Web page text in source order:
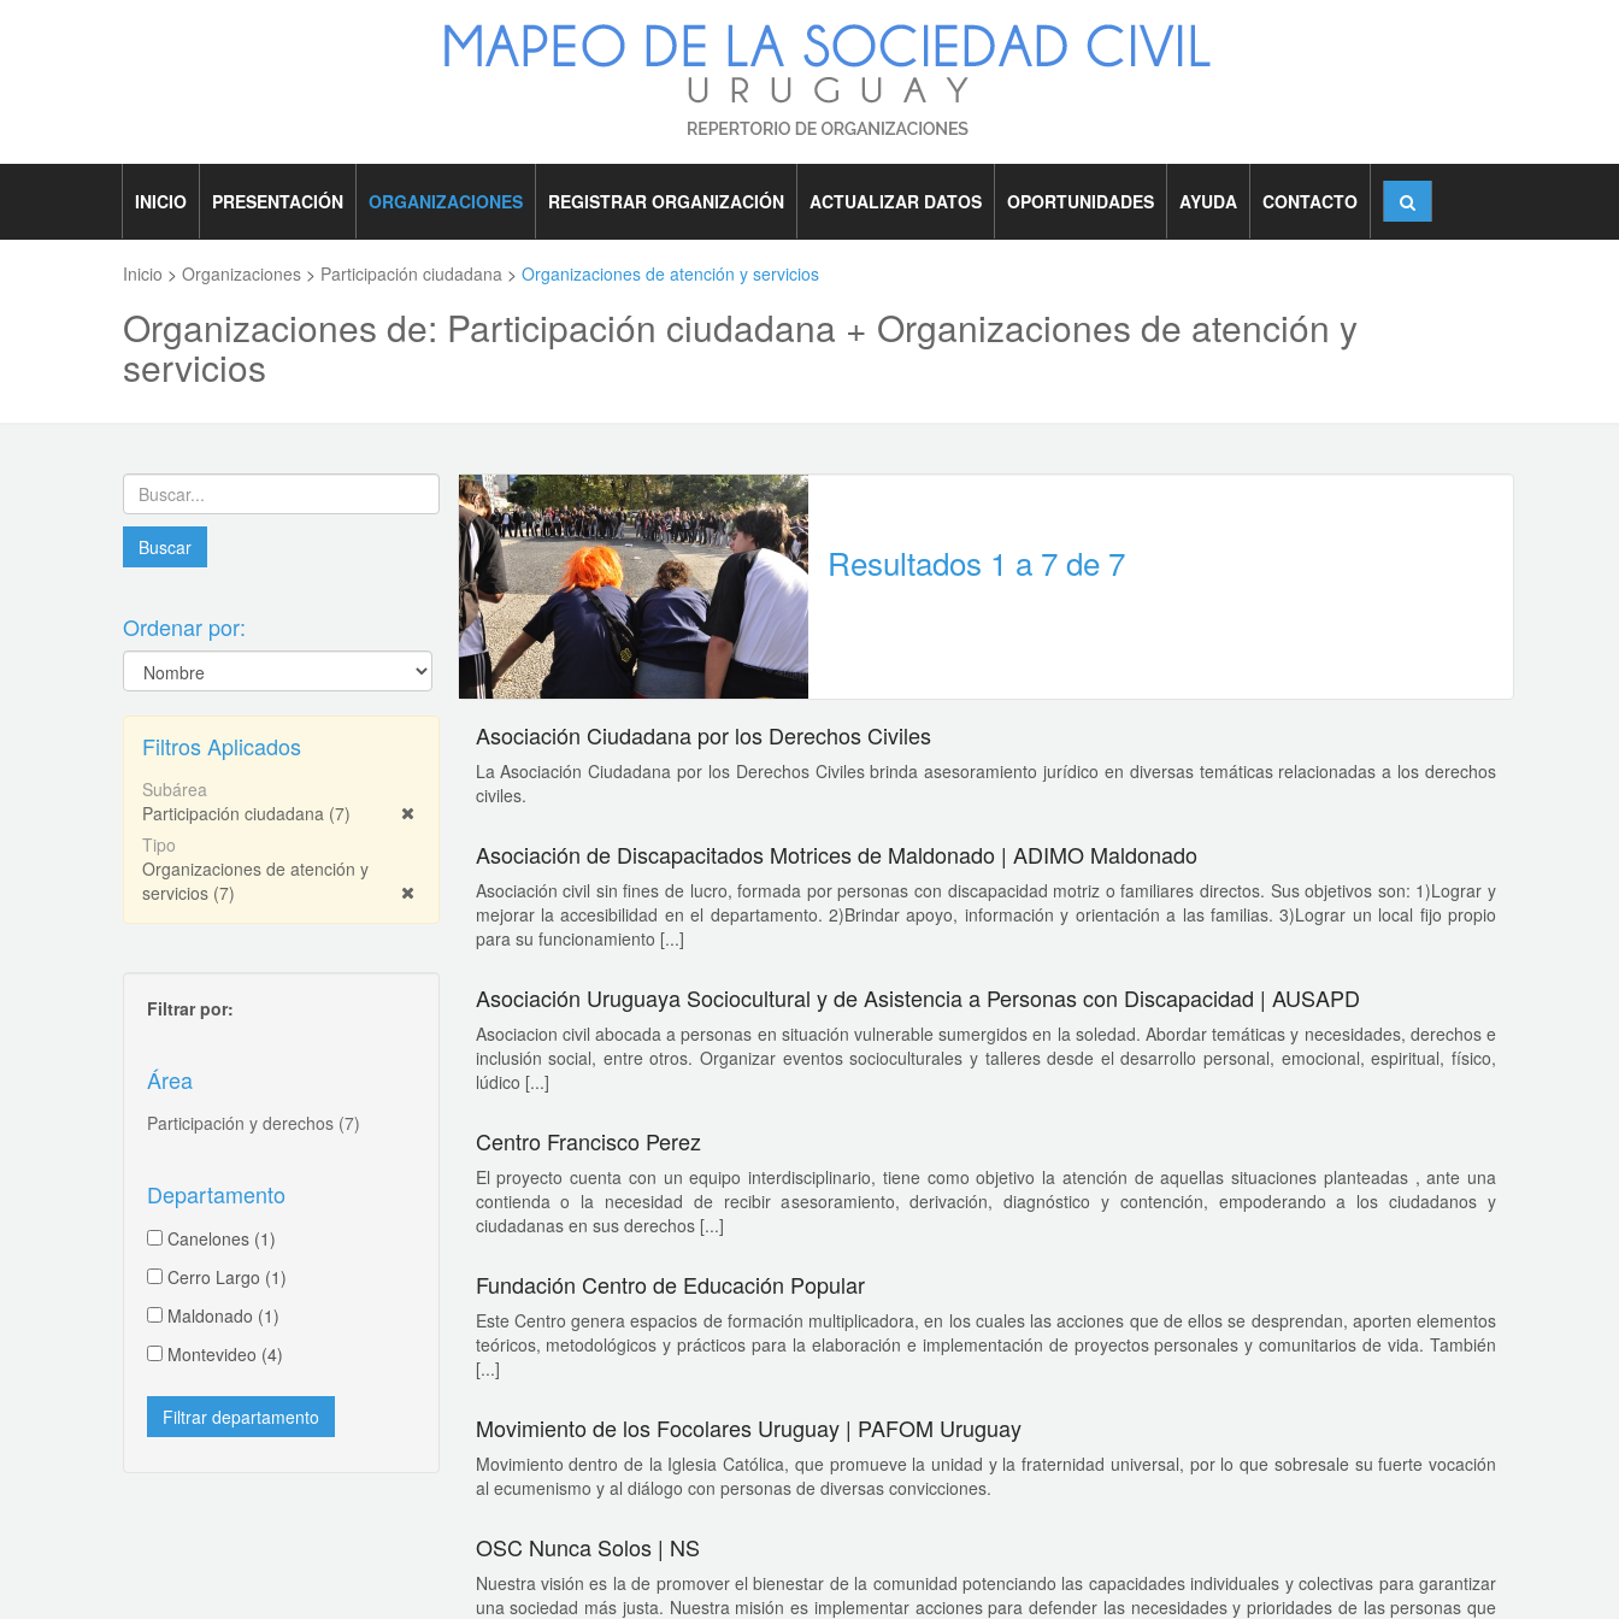
INICIO PRESENTACIÓN ORGANIZACIONES REGISTRAR ORGANIZACIÓN ACTUALIZAR DATOS OPORTUNIDADES AYUDA CONTACTO
Inicio > Organizaciones > Participación ciudadana > Organizaciones de atención y servicios
Organizaciones de: Participación ciudadana + Organizaciones de atención y
servicios
Ordenar por:
Filtros Aplicados
Subárea
Participación ciudadana (7)
Tipo
Organizaciones de atención y
servicios (7)
Filtrar por:
Área
Participación y derechos (7)
Departamento
Canelones (1)
Cerro Largo (1)
Maldonado (1)
Montevideo (4)
Resultados 1 a 7 de 7
Asociación Ciudadana por los Derechos Civiles
La Asociación Ciudadana por los Derechos Civiles brinda asesoramiento jurídico en diversas temáticas relacionadas a los derechos
civiles.
Asociación de Discapacitados Motrices de Maldonado | ADIMO Maldonado
Asociación civil sin fines de lucro, formada por personas con discapacidad motriz o familiares directos. Sus objetivos son: 1)Lograr y
mejorar la accesibilidad en el departamento. 2)Brindar apoyo, información y orientación a las familias. 3)Lograr un local fijo propio
para su funcionamiento [...]
Asociación Uruguaya Sociocultural y de Asistencia a Personas con Discapacidad | AUSAPD
Asociacion civil abocada a personas en situación vulnerable sumergidos en la soledad. Abordar temáticas y necesidades, derechos e
inclusión social, entre otros. Organizar eventos socioculturales y talleres desde el desarrollo personal, emocional, espiritual, físico,
lúdico [...]
Centro Francisco Perez
El proyecto cuenta con un equipo interdisciplinario, tiene como objetivo la atención de aquellas situaciones planteadas , ante una
contienda o la necesidad de recibir asesoramiento, derivación, diagnóstico y contención, empoderando a los ciudadanos y
ciudadanas en sus derechos [...]
Fundación Centro de Educación Popular
Este Centro genera espacios de formación multiplicadora, en los cuales las acciones que de ellos se desprendan, aporten elementos
teóricos, metodológicos y prácticos para la elaboración e implementación de proyectos personales y comunitarios de vida. También
[...]
Movimiento de los Focolares Uruguay | PAFOM Uruguay
Movimiento dentro de la Iglesia Católica, que promueve la unidad y la fraternidad universal, por lo que sobresale su fuerte vocación
al ecumenismo y al diálogo con personas de diversas convicciones.
OSC Nunca Solos | NS
Nuestra visión es la de promover el bienestar de la comunidad potenciando las capacidades individuales y colectivas para garantizar
una sociedad más justa. Nuestra misión es implementar acciones para defender las necesidades y prioridades de las personas que